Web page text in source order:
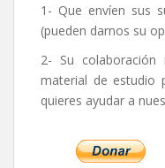
1- Que envíen sus
(pueden darnos su
2- Su colaboración
material de estudio
quieres ayudar a